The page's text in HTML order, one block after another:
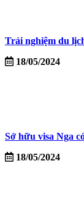
Trải nghiệm du
18/05/2024
Sở hữu visa Nga
18/05/2024